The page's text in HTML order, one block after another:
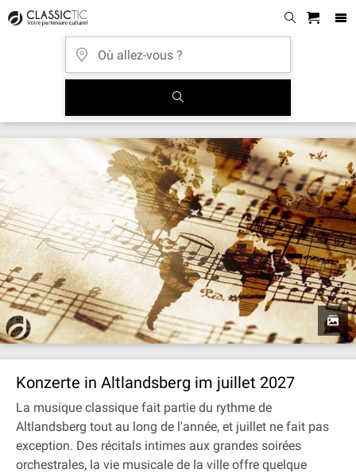
Konzerte in Altlandsberg im juillet 2027
La musique classique fait partie du rythme de
Altlandsberg tout au long de l'année, et juillet ne fait pas
exception. Des récitals intimes aux grandes soirées
orchestrales, la vie musicale de la ville offre quelque